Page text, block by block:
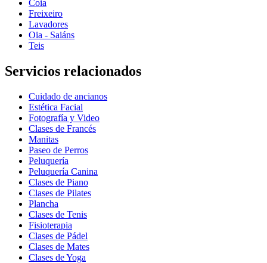
Coia
Freixeiro
Lavadores
Oia - Saiáns
Teis
Servicios relacionados
Cuidado de ancianos
Estética Facial
Fotografía y Video
Clases de Francés
Manitas
Paseo de Perros
Peluquería
Peluquería Canina
Clases de Piano
Clases de Pilates
Plancha
Clases de Tenis
Fisioterapia
Clases de Pádel
Clases de Mates
Clases de Yoga